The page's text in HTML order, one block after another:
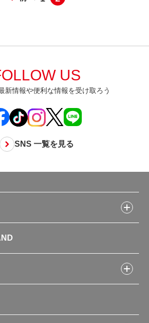
US
新情報や便利な情報を受け取ろう
SNS 一覧を見る
ピ